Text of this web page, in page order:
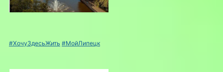
#ХочуЗдесьЖить #МойЛипецк